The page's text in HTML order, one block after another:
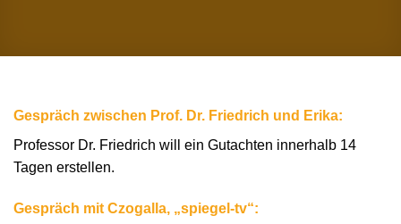
Gespräch zwischen Prof. Dr. Friedrich und Erika:
Professor Dr. Friedrich will ein Gutachten innerhalb 14
Tagen erstellen.
Gespräch mit Czogalla, „spiegel-tv“: